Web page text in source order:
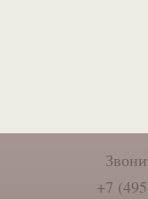
+7